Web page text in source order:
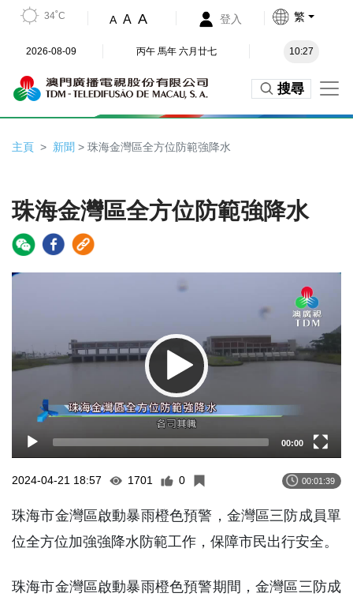
34˚C A A A 登入 繁
2026-08-09 丙午 馬年 六月廿七 10:27
搜尋
主頁 新聞 > 珠海金灣區全方位防範強降水
珠海金灣區全方位防範強降水
Video
00:00
2024-04-21 18:57 1701 0 00:01:39
珠海市金灣區啟動暴雨橙色預警，金灣區三防成員單
位全方位加強強降水防範工作，保障市民出行安全。
珠海市金灣區啟動暴雨橙色預警期間，金灣區三防成